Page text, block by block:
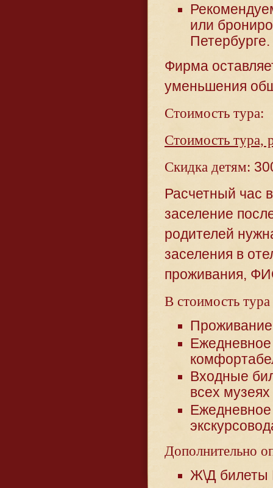
или
Петербурге.
Фирма
уменьшения
Стоимость тура:
Стоимость тура,
Скидка детям:
Расчетный час
заселение
родителей
заселения в
проживания,
В стоимость
Входные
всех музеях
Ежедневное
Дополнительно
Ж\Д билеты